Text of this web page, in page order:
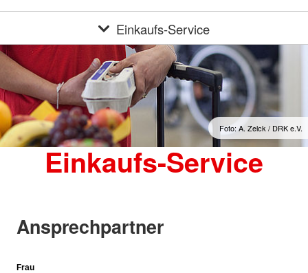
Einkaufs-Service
Foto: A. Zelck / DRK e.V.
Einkaufs-Service
Ansprechpartner
Frau